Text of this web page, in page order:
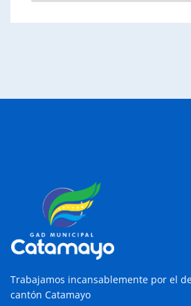
Trabajamos incansablemente por el
cantón Catamayo